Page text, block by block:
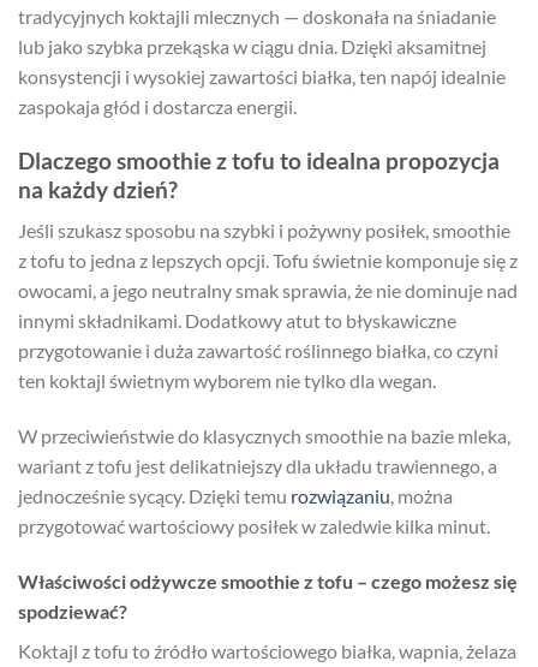
tradycyjnych koktajli mlecznych — doskonała na śniadanie
lub jako szybka przekąska w ciągu dnia. Dzięki aksamitnej
konsystencji i wysokiej zawartości białka, ten napój idealnie
zaspokaja głód i dostarcza energii.
Dlaczego smoothie z tofu to idealna propozycja
na każdy dzień?
Jeśli szukasz sposobu na szybki i pożywny posiłek, smoothie
z tofu to jedna z lepszych opcji. Tofu świetnie komponuje się z
owocami, a jego neutralny smak sprawia, że nie dominuje nad
innymi składnikami. Dodatkowy atut to błyskawiczne
przygotowanie i duża zawartość roślinnego białka, co czyni
ten koktajl świetnym wyborem nie tylko dla wegan.
W przeciwieństwie do klasycznych smoothie na bazie mleka,
wariant z tofu jest delikatniejszy dla układu trawiennego, a
jednocześnie sycący. Dzięki temu rozwiązaniu, można
przygotować wartościowy posiłek w zaledwie kilka minut.
Właściwości odżywcze smoothie z tofu – czego możesz się
spodziewać?
Koktajl z tofu to źródło wartościowego białka, wapnia, żelaza